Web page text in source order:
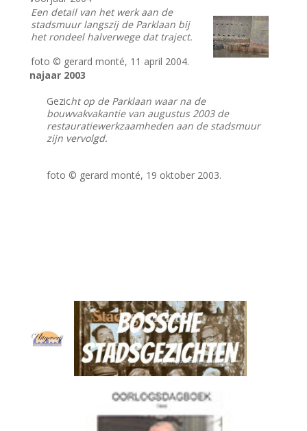
Een detail van het werk aan de
stadsmuur langszij de Parklaan bij
het rondeel halverwege dat traject.
foto © gerard monté, 11 april 2004.
najaar 2003
Gezicht op de Parklaan waar na de
bouwvakvakantie van augustus 2003 de
restauratiewerkzaamheden aan de stadsmuur
zijn vervolgd.
foto © gerard monté, 19 oktober 2003.